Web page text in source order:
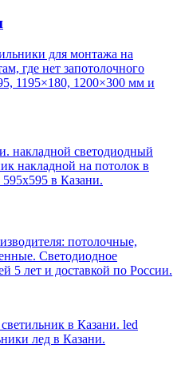
для монтажа на
где нет запотолочного
1195×180, 1200×300 мм и
накладной светодиодный
накладной на потолок в
в Казани.
потолочные,
Светодиодное
5 лет и доставкой по России.
в Казани. led
лед в Казани.